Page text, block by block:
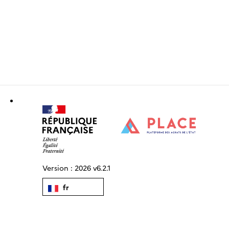
Version : 2026 v6.2.1
fr